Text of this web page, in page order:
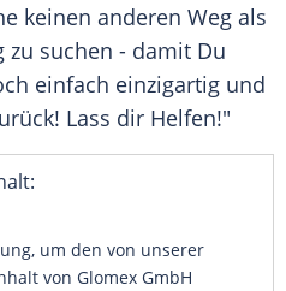
keinen anderen Weg als
suchen - damit Du
einfach einzigartig und
Lass dir Helfen!"
um den von unserer
von Glomex GmbH